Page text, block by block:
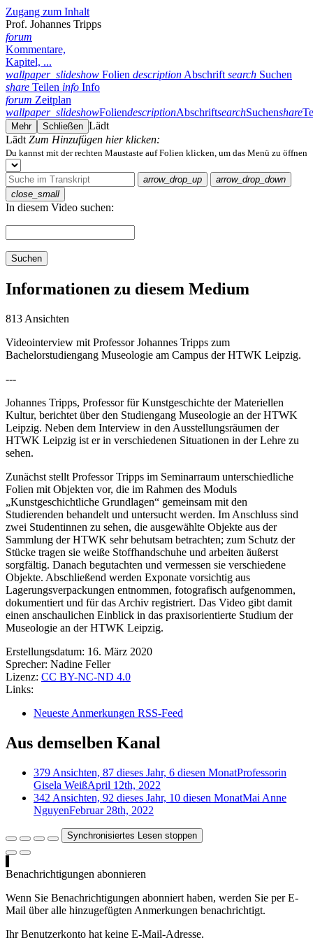
Zugang zum Inhalt
Prof. Johannes Tripps
forum
Kommentare,
Kapitel, ...
wallpaper_slideshow Folien description Abschrift search Suchen
share Teilen info Info
forum Zeitplan
wallpaper_slideshowFoliendescriptionAbschriftsearchSuchenshare
Mehr Schließen Lädt
Lädt Zum Hinzufügen hier klicken:
Du kannst mit der rechten Maustaste auf Folien klicken, um das Menü zu öffnen
arrow_drop_up
arrow_drop_down
close_small
In diesem Video suchen:
Suchen
Informationen zu diesem Medium
813 Ansichten
Videointerview mit Professor Johannes Tripps zum
Bachelorstudiengang Museologie am Campus der HTWK Leipzig.
---
Johannes Tripps, Professor für Kunstgeschichte der Materiellen
Kultur, berichtet über den Studiengang Museologie an der HTWK
Leipzig. Neben dem Interview in den Ausstellungsräumen der
HTWK Leipzig ist er in verschiedenen Situationen in der Lehre zu
sehen.
Zunächst stellt Professor Tripps im Seminarraum unterschiedliche
Folien mit Objekten vor, die im Rahmen des Moduls
„Kunstgeschichtliche Grundlagen“ gemeinsam mit den
Studierenden behandelt und untersucht werden. Im Anschluss sind
zwei Studentinnen zu sehen, die ausgewählte Objekte aus der
Sammlung der HTWK sehr behutsam betrachten; zum Schutz der
Stücke tragen sie weiße Stoffhandschuhe und arbeiten äußerst
sorgfältig. Danach begutachten und vermessen sie verschiedene
Objekte. Abschließend werden Exponate vorsichtig aus
Lagerungsverpackungen entnommen, fotografisch aufgenommen,
dokumentiert und für das Archiv registriert. Das Video gibt damit
einen anschaulichen Einblick in das praxisorientierte Studium der
Museologie an der HTWK Leipzig.
Erstellungsdatum: 16. März 2020
Sprecher: Nadine Feller
Lizenz: CC BY-NC-ND 4.0
Links:
Neueste Anmerkungen RSS-Feed
Aus demselben Kanal
379 Ansichten, 87 dieses Jahr, 6 diesen MonatProfessorin
Gisela WeißApril 12th, 2022
342 Ansichten, 92 dieses Jahr, 10 diesen MonatMai Anne
NguyenFebruar 28th, 2022
Synchronisiertes Lesen stoppen
Benachrichtigungen abonnieren
Wenn Sie Benachrichtigungen abonniert haben, werden Sie per E-
Mail über alle hinzugefügten Anmerkungen benachrichtigt.
Ihr Benutzerkonto hat keine E-Mail-Adresse.